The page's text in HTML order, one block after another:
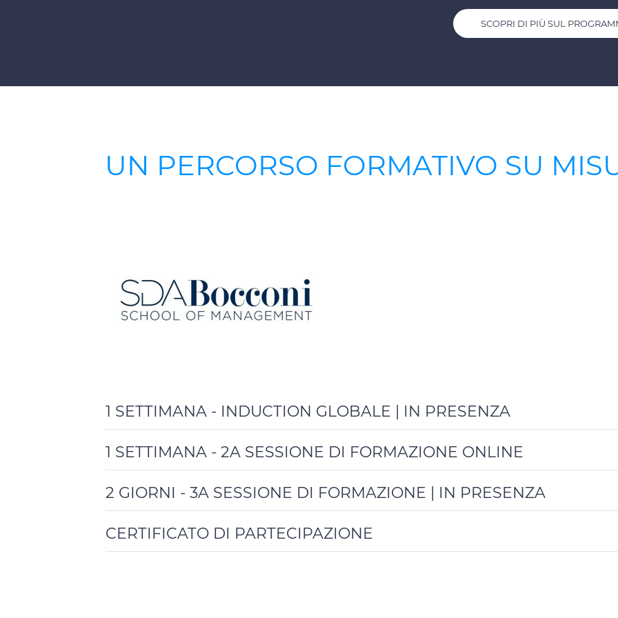
SCOPRI DI PIÙ SUL
UN PERCORSO FORMATIVO SU
1 SETTIMANA - INDUCTION GLOBALE | IN PRESENZA
Toggle
1 SETTIMANA - 2A SESSIONE DI FORMAZIONE ONLINE
Toggle
2 GIORNI - 3A SESSIONE DI FORMAZIONE | IN PRESENZA
Toggle
CERTIFICATO DI PARTECIPAZIONE
Toggle